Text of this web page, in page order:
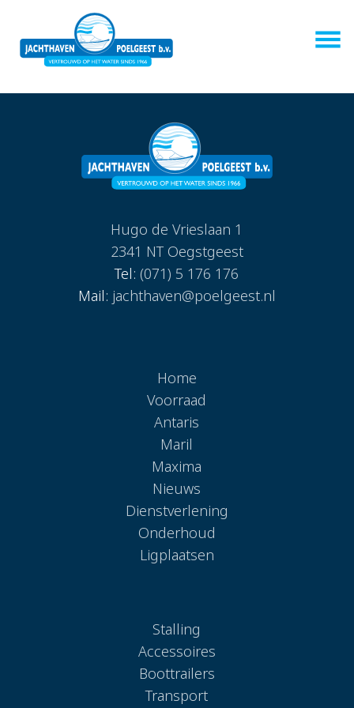
Hugo de Vrieslaan 1
2341 NT Oegstgeest
Tel: (071) 5 176 176
Mail: jachthaven@poelgeest.nl
Home
Voorraad
Antaris
Maril
Maxima
Nieuws
Dienstverlening
Onderhoud
Ligplaatsen
Stalling
Accessoires
Boottrailers
Transport